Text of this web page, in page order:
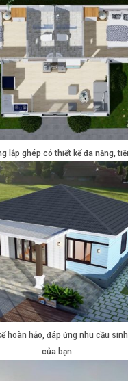
lắp ghép có thiết kế đa năng,
hoàn hảo, đáp ứng nhu cầu
của bạn